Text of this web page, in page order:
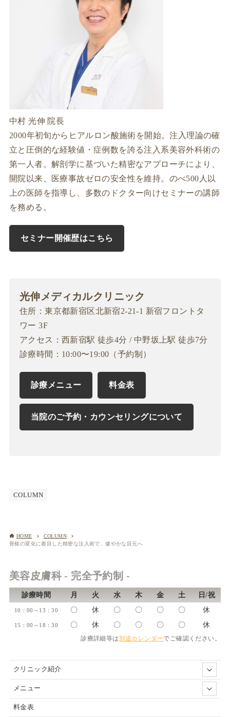
中村 光伸 院長
2000年初旬からヒアルロン酸施術を開始。注入理論の確
立と圧倒的な経験値・症例数を誇る注入系美容外科術の
第一人者。解剖学に基づいた精密なアプローチにより、
開院以来、医療事故ゼロの安全性を維持。のべ500人以
上の医師を指導し、多数のドクター向けセミナーの講師
を務める。
セミナー開催歴はこちら
光伸メディカルクリニック
住所：東京都新宿区北新宿2-21-1 新宿フロントタ
ワー 3F
アクセス：西新宿駅 徒歩4分 / 中野坂上駅 徒歩7分
診療時間：10:00〜19:00（予約制）
診療メニュー 料金表
当院のご予約・カウンセリングについて
COLUMN
HOME
COLUMN
骨格の変化に着目した精密な注入術で、健やかな目元へ
美容皮膚科 - 完全予約制 -
診療時間 月 火 水 木 金 土 日/祝
10：00～13：30 〇 休 〇 〇 〇 〇 休
15：00～18：30 〇 休 〇 〇 〇 〇 休
診療詳細等は 別途カレンダーでご確認ください。
クリニック紹介
メニュー
料金表